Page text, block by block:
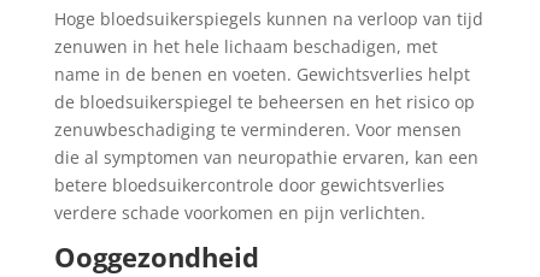
Hoge bloedsuikerspiegels kunnen na verloop van tijd
zenuwen in het hele lichaam beschadigen, met
name in de benen en voeten. Gewichtsverlies helpt
de bloedsuikerspiegel te beheersen en het risico op
zenuwbeschadiging te verminderen. Voor mensen
die al symptomen van neuropathie ervaren, kan een
betere bloedsuikercontrole door gewichtsverlies
verdere schade voorkomen en pijn verlichten.
Ooggezondheid